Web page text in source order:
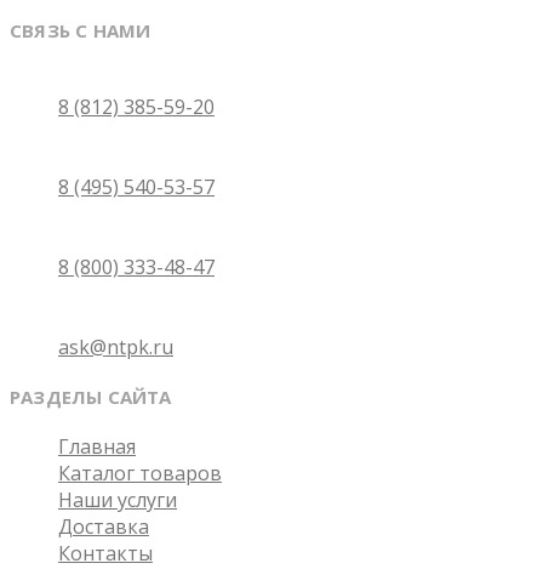
СВЯЗЬ С НАМИ
8 (812) 385-59-20
8 (495) 540-53-57
8 (800) 333-48-47
ask@ntpk.ru
РАЗДЕЛЫ САЙТА
Главная
Каталог товаров
Наши услуги
Доставка
Контакты